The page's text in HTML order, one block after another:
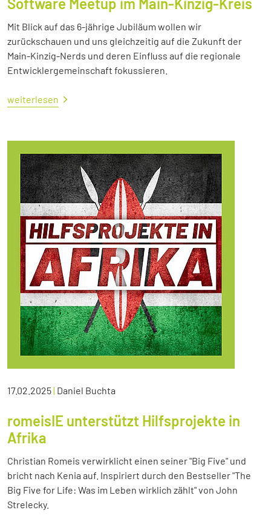
Mit Blick auf das 6-jährige Jubiläum wollen wir
zurückschauen und uns gleichzeitig auf die Zukunft der
Main-Kinzig-Nerds und deren Einfluss auf die regionale
Entwicklergemeinschaft fokussieren.
weiterlesen
17.02.2025| Daniel Buchta
romeisIE unterstützt Hilfsprojekte in
Afrika
Christian Romeis verwirklicht einen seiner "Big Five" und
bricht nach Kenia auf. Inspiriert durch den Bestseller "The
Big Five for Life: Was im Leben wirklich zählt" von John
Strelecky.